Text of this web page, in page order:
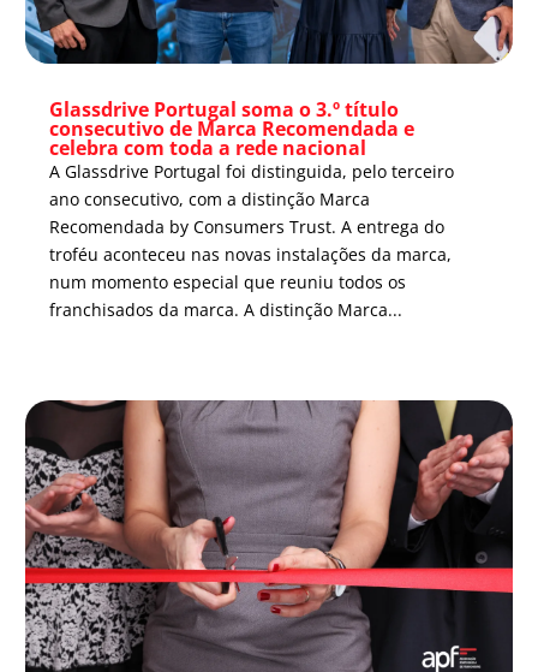
Glassdrive Portugal soma o 3.º título
consecutivo de Marca Recomendada e
celebra com toda a rede nacional
A Glassdrive Portugal foi distinguida, pelo terceiro
ano consecutivo, com a distinção Marca
Recomendada by Consumers Trust. A entrega do
troféu aconteceu nas novas instalações da marca,
num momento especial que reuniu todos os
franchisados da marca. A distinção Marca...